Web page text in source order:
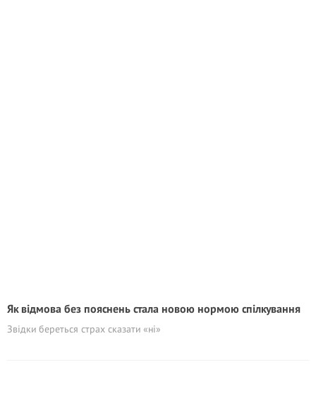
Як відмова без пояснень стала новою нормою спілкування
Звідки береться страх сказати «ні»